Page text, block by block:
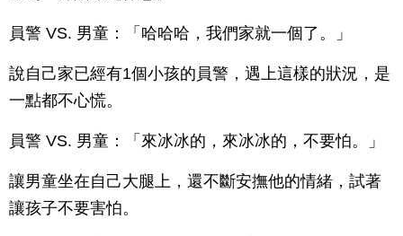
員警 VS. 男童：「哈哈哈，我們家就一個了。」
說自己家已經有1個小孩的員警，遇上這樣的狀況，是
一點都不心慌。
員警 VS. 男童：「來冰冰的，來冰冰的，不要怕。」
讓男童坐在自己大腿上，還不斷安撫他的情緒，試著
讓孩子不要害怕。